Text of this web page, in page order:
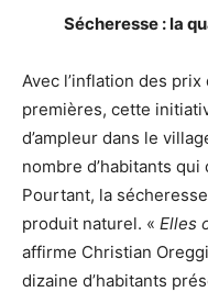
Sécheresse : la
Avec l’inflation des
premières, cette
d’ampleur dans le
nombre d’habitants
Pourtant, la
produit naturel. « Elles
affirme Christian
dizaine d’habitants